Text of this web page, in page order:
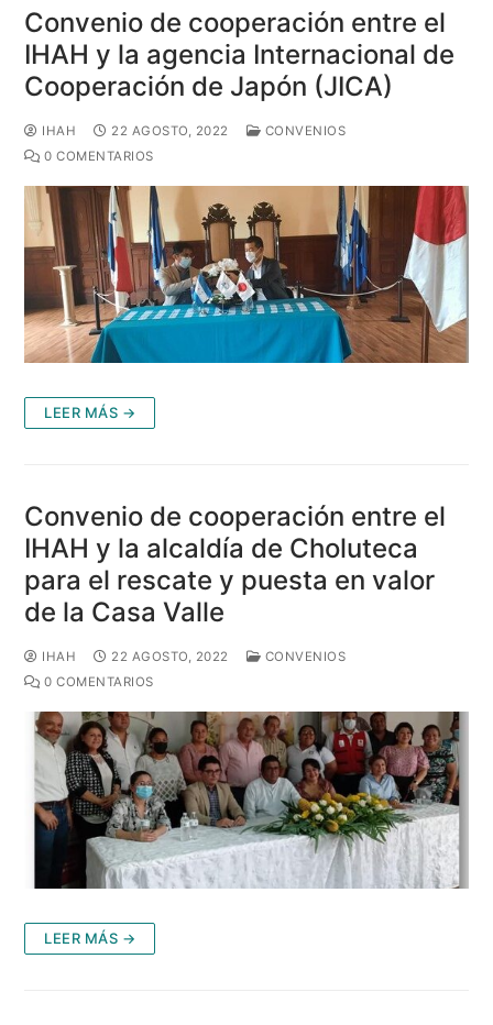
Convenio de cooperación entre el
IHAH y la agencia Internacional de
Cooperación de Japón (JICA)
IHAH 22 AGOSTO, 2022
CONVENIOS
0 COMENTARIOS
LEER MÁS →
Convenio de cooperación entre el
IHAH y la alcaldía de Choluteca
para el rescate y puesta en valor
de la Casa Valle
IHAH 22 AGOSTO, 2022
CONVENIOS
0 COMENTARIOS
LEER MÁS →